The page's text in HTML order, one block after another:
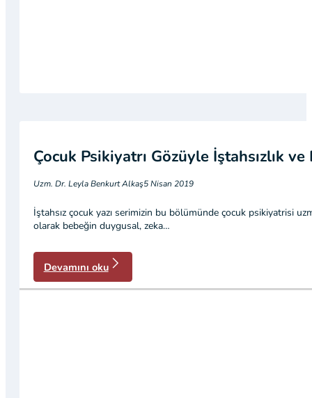
Çocuk Psikiyatrı Gözüyle İştahsızlık
Uzm. Dr. Leyla Benkurt Alkaş5 Nisan 2019
İştahsız çocuk yazı serimizin bu bölümünde çocuk psikiyatrisi
olarak bebeğin duygusal, zeka…
Devamını oku